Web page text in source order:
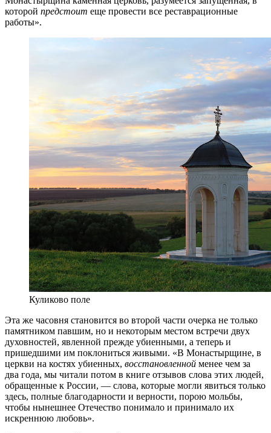
которой предстоит еще провести все реставрационные
работы».
Куликово поле
Эта же часовня становится во второй части очерка не толь­ко
памятником павшим, но и некоторым местом встречи двух
духовностей, явленной прежде убиенными, а теперь и
пришед­шими им поклониться живыми. «В Монастырщине, в
церкви на костях убиенных, восстановленной менее чем за
два года, мы читали потом в книге отзывов слова этих людей,
обращенные к России, — слова, которые могли явиться только
здесь, полные благодарности и верности, порою мольбы,
чтобы нынешнее От­ечество понимало и принимало их
искреннюю любовь».